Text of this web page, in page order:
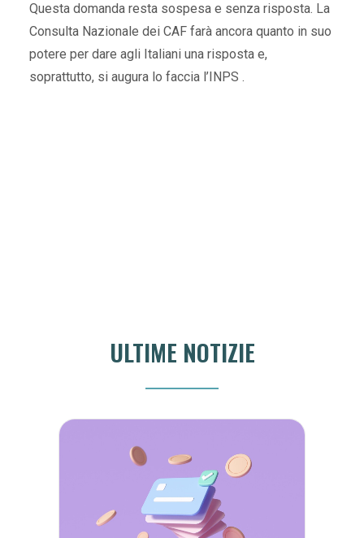
Questa domanda resta sospesa e senza risposta. La
Consulta Nazionale dei CAF farà ancora quanto in suo
potere per dare agli Italiani una risposta e,
soprattutto, si augura lo faccia l’INPS .
ULTIME NOTIZIE